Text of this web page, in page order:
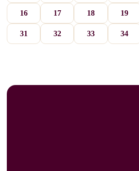
16 17 18 19
31 32 33 34